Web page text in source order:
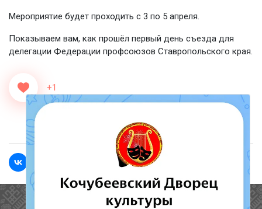
Мероприятие будет проходить с 3 по 5 апреля.
Показываем вам, как прошёл первый день съезда для
делегации Федерации профсоюзов Ставропольского края.
+1
Полезные ссылки